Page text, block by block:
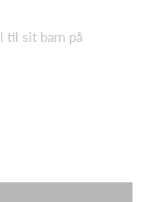
til sit barn på